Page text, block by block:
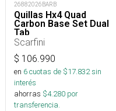
26882026BARB
Quillas Hx4 Quad
Carbon Base Set Dual
Tab
Scarfini
$ 106.990
en 6cuotas de $17.832sin
interés
ahorras $4.280 por
transferencia.